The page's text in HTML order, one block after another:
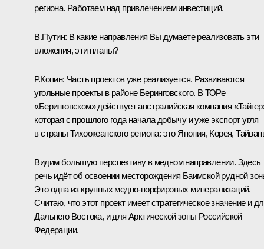
региона. Работаем над привлечением инвестиций.
В.Путин: В какие направления Вы думаете реализовать эти
вложения, эти планы?
Р.Копин: Часть проектов уже реализуется. Развиваются
угольные проекты в районе Беринговского. В ТОРе
«Беринговском» действует австралийская компания
которая с прошлого года начала добычу и уже экспорт угля
в страны Тихоокеанского региона: это Япония, Корея,
Видим большую перспективу в медном направлении. Здесь
речь идёт об освоении месторождения Баимской рудной
Это одна из крупных медно-порфировых минерализаций.
Считаю, что этот проект имеет стратегическое значение и
Дальнего Востока, и для Арктической зоны Российской
Федерации.